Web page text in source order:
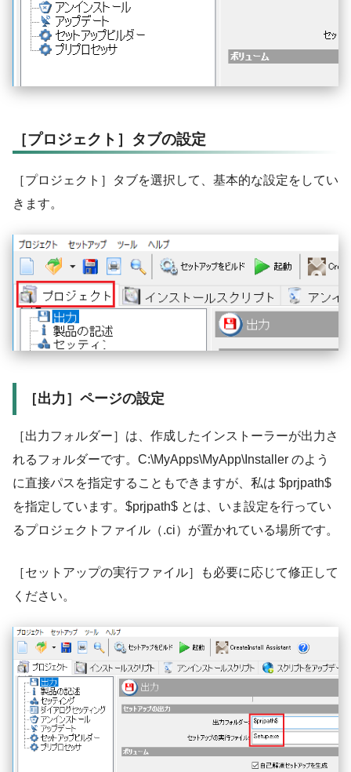
［プロジェクト］タブの設定
［プロジェクト］タブを選択して、基本的な設定をしてい
きます。
［出力］ページの設定
［出力フォルダー］は、作成したインストーラーが出力さ
れるフォルダーです。C:\MyApps\MyApp\Installer のよう
に直接パスを指定することもできますが、私は $prjpath$
を指定しています。$prjpath$ とは、いま設定を行ってい
るプロジェクトファイル（.ci）が置かれている場所です。
［セットアップの実行ファイル］も必要に応じて修正して
ください。